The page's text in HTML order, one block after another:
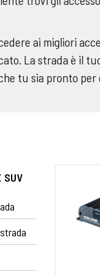
ai migliori
La strada è il
tu sia pronto per
SUV